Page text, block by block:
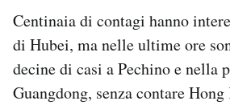
Centinaia di contagi hanno
di Hubei, ma nelle ultime ore
decine di casi a Pechino e nella
Guangdong, senza contare